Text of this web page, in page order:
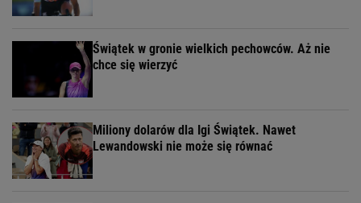
Świątek w gronie wielkich pechowców. Aż nie
chce się wierzyć
Miliony dolarów dla Igi Świątek. Nawet
Lewandowski nie może się równać